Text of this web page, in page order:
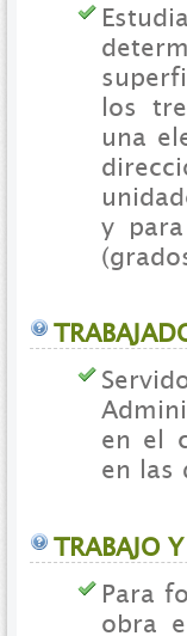
los
una
y
en el
en las
TRABAJO
Para
obra